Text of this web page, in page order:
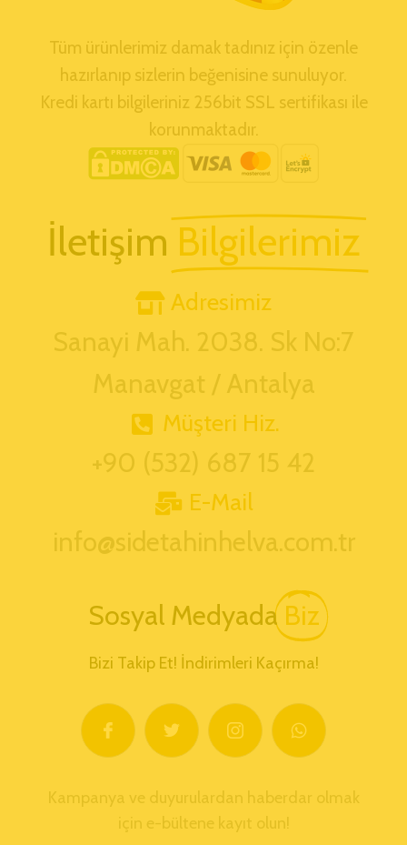
Tüm ürünlerimiz damak tadınız için özenle
hazırlanıp sizlerin beğenisine sunuluyor.
Kredi kartı bilgileriniz 256bit SSL sertifikası ile
korunmaktadır.
İletişim Bilgilerimiz
Adresimiz
Sanayi Mah. 2038. Sk No:7
Manavgat / Antalya
Müşteri Hiz.
+90 (532) 687 15 42
E-Mail
info@sidetahinhelva.com.tr
Sosyal Medyada Biz
Bizi Takip Et! İndirimleri Kaçırma!
Kampanya ve duyurulardan haberdar olmak
için e-bültene kayıt olun!